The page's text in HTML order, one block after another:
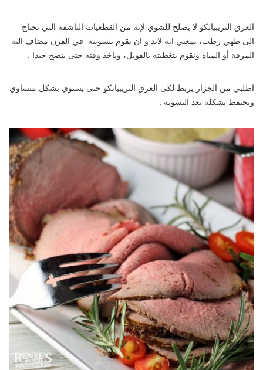
العرق التريبيانكو لا يصلح للشوي لإنه من القطعيات الناشفة التي تحتاج
الى طهي رطب، بمعني انه لابد و ان نقوم بتسويته في الفرن مضاف اليه
المرقة أو المياه ونقوم بتغطيته بالفويل، وياخذ وقته حتى ينضج جيدا .
اطلبي من الجزار يربط لكى العرق التريبيانكو حتى يستوي بشكل متساوي
ويحتفظ بشكله بعد التسوية .